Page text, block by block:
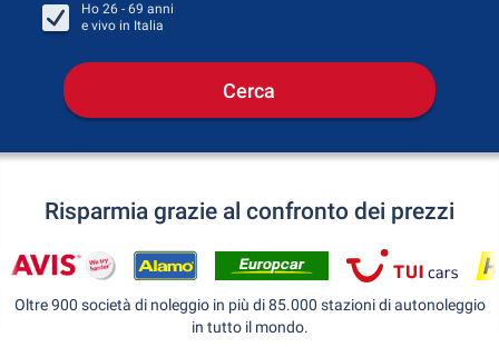
Ho 26 - 69 anni
e vivo in Italia
Cerca
Risparmia grazie al confronto dei prezzi
Oltre 900 società di noleggio in più di 85.000 stazioni di autonoleggio
in tutto il mondo.